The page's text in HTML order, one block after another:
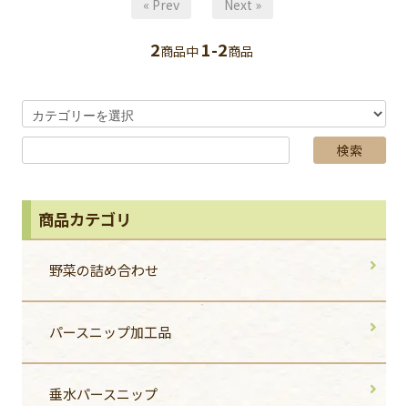
« Prev Next »
2商品中 1-2商品
商品カテゴリ
野菜の詰め合わせ
パースニップ加工品
垂水パースニップ